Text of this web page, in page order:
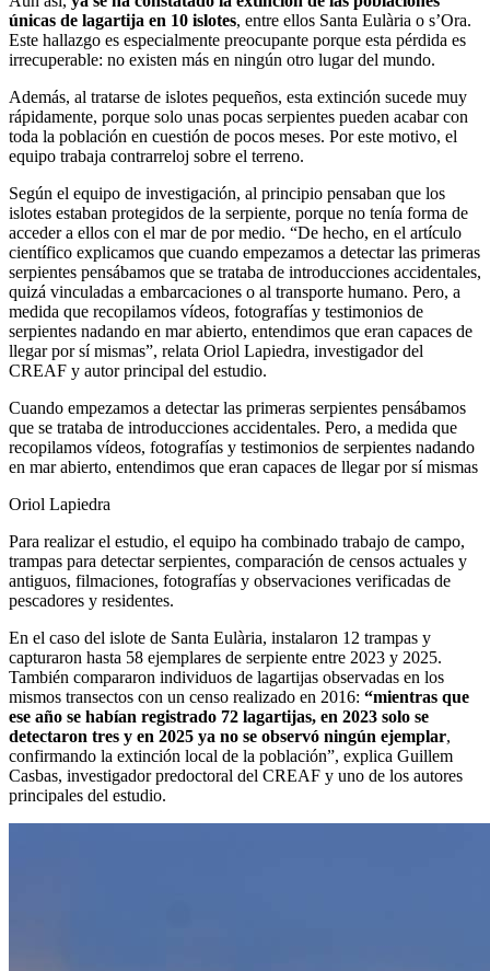
únicas de lagartija en 10 islotes, entre ellos Santa Eulària o s’Ora.
Este hallazgo es especialmente preocupante porque esta pérdida es
irrecuperable: no existen más en ningún otro lugar del mundo.
Además, al tratarse de islotes pequeños, esta extinción sucede muy
rápidamente, porque solo unas pocas serpientes pueden acabar con
toda la población en cuestión de pocos meses. Por este motivo, el
equipo trabaja contrarreloj sobre el terreno.
Según el equipo de investigación, al principio pensaban que los
islotes estaban protegidos de la serpiente, porque no tenía forma de
acceder a ellos con el mar de por medio. “De hecho, en el artículo
científico explicamos que cuando empezamos a detectar las primeras
serpientes pensábamos que se trataba de introducciones accidentales,
quizá vinculadas a embarcaciones o al transporte humano. Pero, a
medida que recopilamos vídeos, fotografías y testimonios de
serpientes nadando en mar abierto, entendimos que eran capaces de
llegar por sí mismas”, relata Oriol Lapiedra, investigador del
CREAF y autor principal del estudio.
Cuando empezamos a detectar las primeras serpientes pensábamos
que se trataba de introducciones accidentales. Pero, a medida que
recopilamos vídeos, fotografías y testimonios de serpientes nadando
en mar abierto, entendimos que eran capaces de llegar por sí mismas
Oriol Lapiedra
Para realizar el estudio, el equipo ha combinado trabajo de campo,
trampas para detectar serpientes, comparación de censos actuales y
antiguos, filmaciones, fotografías y observaciones verificadas de
pescadores y residentes.
En el caso del islote de Santa Eulària, instalaron 12 trampas y
capturaron hasta 58 ejemplares de serpiente entre 2023 y 2025.
También compararon individuos de lagartijas observadas en los
mismos transectos con un censo realizado en 2016: “mientras que
ese año se habían registrado 72 lagartijas, en 2023 solo se
detectaron tres y en 2025 ya no se observó ningún ejemplar,
confirmando la extinción local de la población”, explica Guillem
Casbas, investigador predoctoral del CREAF y uno de los autores
principales del estudio.